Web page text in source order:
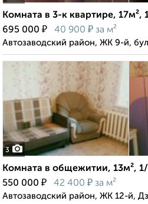
Комната в 3-к квартире, 17м²,
695 000 ₽ 40 900 ₽ за м²
Автозаводский район, ЖК 9-й,
3
Комната в общежитии, 13м²,
550 000 ₽ 42 400 ₽ за м²
Автозаводский район, ЖК 12-й,